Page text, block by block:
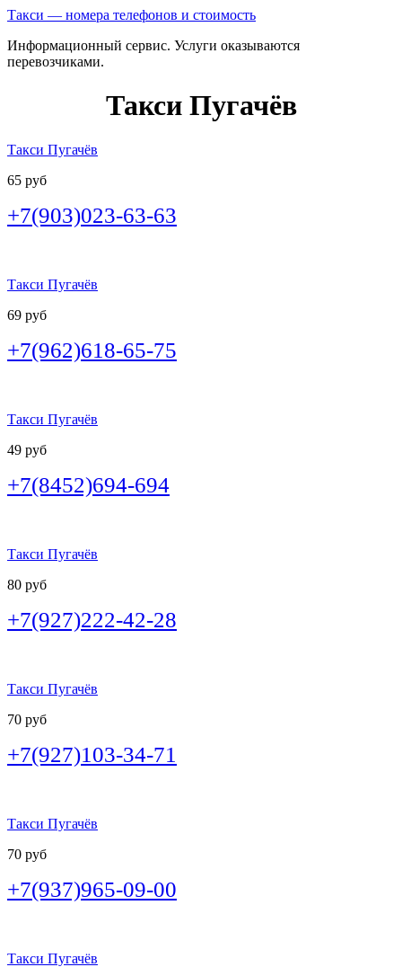
Такси — номера телефонов и стоимость
Информационный сервис. Услуги оказываются
перевозчиками.
Такси Пугачёв
Такси Пугачёв
65 руб
+7(903)023-63-63
Такси Пугачёв
69 руб
+7(962)618-65-75
Такси Пугачёв
49 руб
+7(8452)694-694
Такси Пугачёв
80 руб
+7(927)222-42-28
Такси Пугачёв
70 руб
+7(927)103-34-71
Такси Пугачёв
70 руб
+7(937)965-09-00
Такси Пугачёв